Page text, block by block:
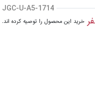
JGC-U-A5-1714
خرید این محصول را توصیه کرده اند.